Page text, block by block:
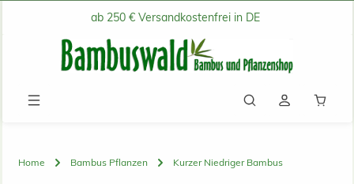
Zum Hauptinhalt springenab 250 € Versandkostenfrei in DE
Home Bambus Pflanzen Kurzer Niedriger Bambus